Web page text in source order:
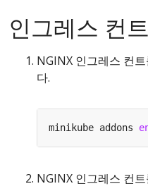
인그레스 컨
NGINX 인그레스 컨
다.
minikube addons
NGINX 인그레스 컨